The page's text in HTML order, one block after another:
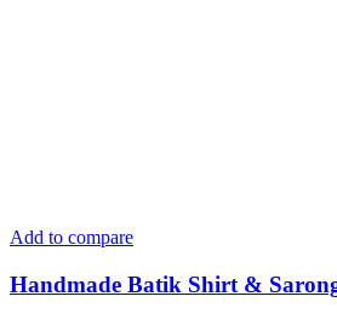
Add to compare
Handmade Batik Shirt &